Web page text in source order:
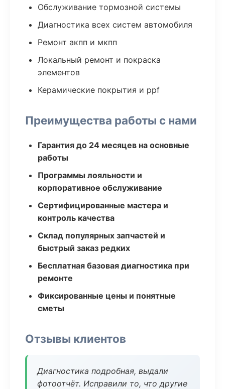
Обслуживание тормозной системы
Диагностика всех систем автомобиля
Ремонт акпп и мкпп
Локальный ремонт и покраска
элементов
Керамические покрытия и ppf
Преимущества работы с нами
Гарантия до 24 месяцев на основные
работы
Программы лояльности и
корпоративное обслуживание
Сертифицированные мастера и
контроль качества
Склад популярных запчастей и
быстрый заказ редких
Бесплатная базовая диагностика при
ремонте
Фиксированные цены и понятные
сметы
Отзывы клиентов
Диагностика подробная, выдали
фотоотчёт. Исправили то, что другие